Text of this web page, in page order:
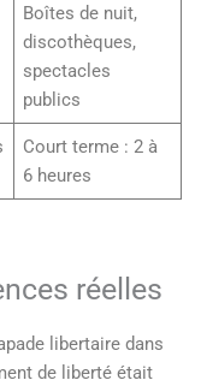
Boîtes de nuit,
discothèques,
spectacles
publics
Court terme : 2 à
6 heures
réelles
libertaire dans
de liberté était